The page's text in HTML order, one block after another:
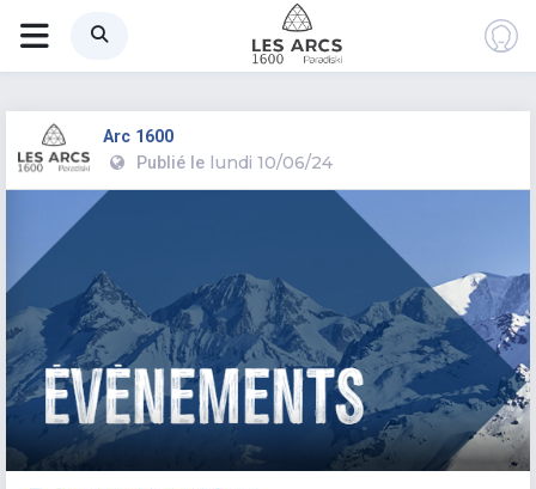
Arc 1600
Publié le lundi 10/06/24